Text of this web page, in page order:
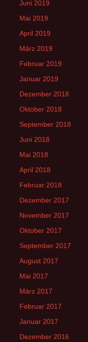
Juni 2019
Mai 2019
April 2019
März 2019
Februar 2019
Januar 2019
Dezember 2018
Oktober 2018
September 2018
Juni 2018
Mai 2018
April 2018
Februar 2018
Dezember 2017
November 2017
Oktober 2017
September 2017
August 2017
Mai 2017
März 2017
Februar 2017
Januar 2017
Dezember 2016